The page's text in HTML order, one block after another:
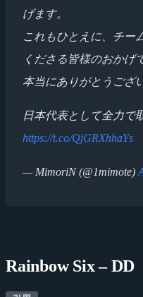
げます。
これもひとえに、チー
くださる皆様のおかげ
本当にありがとうござ
日本代表として全力で
https://t.co/QjGRXhhaYs
— MimoriN (@1mimote)
Rainbow Six – DD